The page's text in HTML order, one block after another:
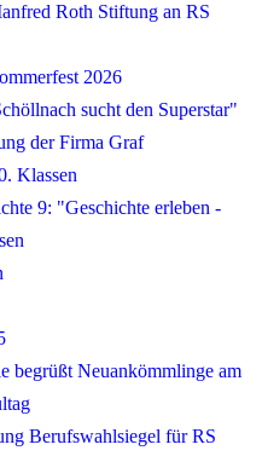
Roth Stiftung an RS
2026
sucht den Superstar"
der Firma Graf
Klassen
9: "Geschichte erleben -
begrüßt Neuankömmlinge am
Berufswahlsiegel für RS